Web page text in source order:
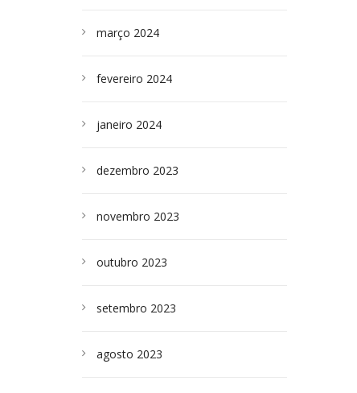
março 2024
fevereiro 2024
janeiro 2024
dezembro 2023
novembro 2023
outubro 2023
setembro 2023
agosto 2023